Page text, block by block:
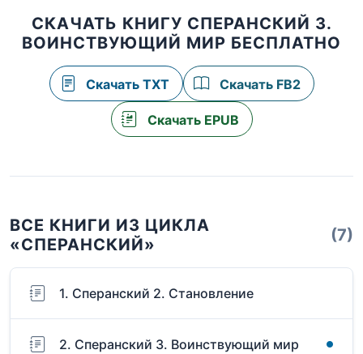
СКАЧАТЬ КНИГУ СПЕРАНСКИЙ 3.
ВОИНСТВУЮЩИЙ МИР БЕСПЛАТНО
Скачать TXT Скачать FB2
Скачать EPUB
ВСЕ КНИГИ ИЗ ЦИКЛА
«СПЕРАНСКИЙ»
(7)
1. Сперанский 2. Становление
2. Сперанский 3. Воинствующий мир